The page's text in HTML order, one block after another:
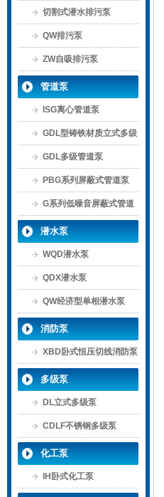
切割式潜水排污泵
QW排污泵
ZW自吸排污泵
管道泵
ISG离心管道泵
GDL型铸铁材质立式多级
管道泵
GDL多级管道泵
PBG系列屏蔽式管道泵
G系列低噪音屏蔽式管道
泵
潜水泵
WQD潜水泵
QDX潜水泵
QW经济型单相潜水泵
消防泵
XBD卧式恒压切线消防泵
多级泵
DL立式多级泵
CDLF不锈钢多级泵
化工泵
IH卧式化工泵